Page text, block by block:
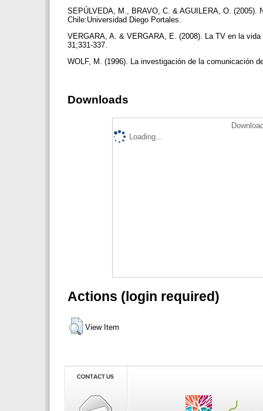
SEPÚLVEDA, M., BRAVO, C. & AGUILERA, O.
Chile:Universidad Diego Portales.
VERGARA, A. & VERGARA, E. (2008). La TV en la
31;331-337.
WOLF, M. (1996). La investigación de la comunicación
Downloads
Loading...
Actions (login required)
View Item